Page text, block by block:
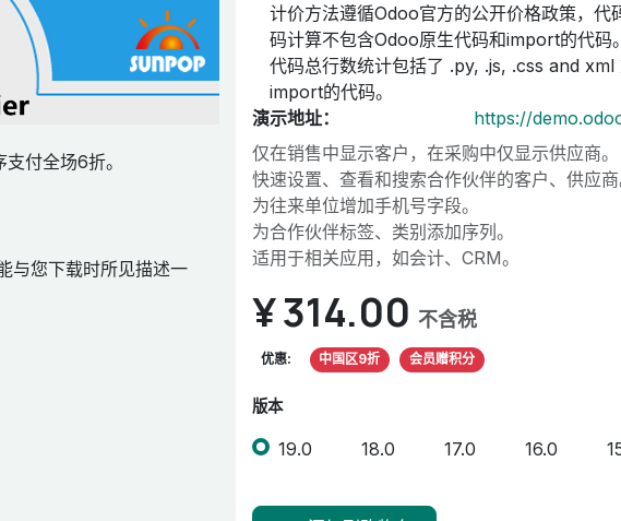
付全场6折。
与您下载时所见描述一
计价方法遵循Odoo官方的公开价格政策，代
码计算不包含Odoo原生代码和import的代码。
代码总行数统计包括了 .py, .js, .css and
import的代码。
演示地址：
https://
仅在销售中显示客户，在采购中仅显示供应商。
快速设置、查看和搜索合作伙伴的客户、供应商
为往来单位增加手机号字段。
为合作伙伴标签、类别添加序列。
适用于相关应用，如会计、CRM。
¥314.00 不含税
优惠: 中国区9折 会员赠积分
版本
19.0 18.0 17.0 16.0